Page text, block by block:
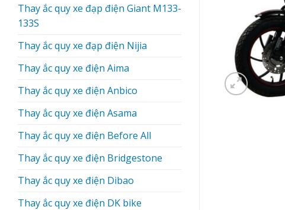
Thay ắc quy xe đạp điện Giant M133-
133S
Thay ắc quy xe đạp điện Nijia
Thay ắc quy xe điện Aima
Thay ắc quy xe điện Anbico
Thay ắc quy xe điện Asama
Thay ắc quy xe điện Before All
Thay ắc quy xe điện Bridgestone
Thay ắc quy xe điện Dibao
Thay ắc quy xe điện DK bike